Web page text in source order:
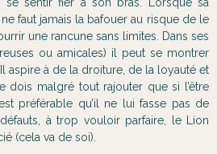
faut jamais la bafouer au risque de le
une rancune sans limites. Dans ses
ou amicales) il peut se montrer
aspire à de la droiture, de la loyauté et
dois malgré tout rajouter que si l’être
préférable qu’il ne lui fasse pas de
défauts, à trop vouloir parfaire, le Lion
(cela va de soi).